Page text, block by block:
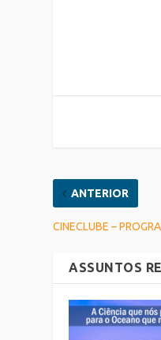
ANTERIOR
CINECLUBE –
ASSUNTOS